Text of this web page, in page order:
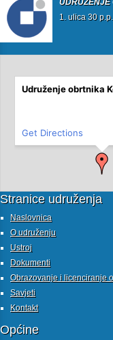
UDRUŽENJE
1. ulica 30
Udruženje obrtnika
Get Directions
Stranice udruženja
Naslovnica
O udruženju
Ustroj
Dokumenti
Obrazovanje i licenciranje
Savjeti
Kontakt
Općine